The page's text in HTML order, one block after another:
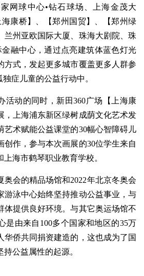
网球中心•钻石球场、上海金茂大
海康桥】、【郑州国贸】、【郑州绿
兰州亚欧国际大厦、珠海大剧院、珠
融中心，通过点亮建筑体蓝色灯光
方式，发起更多城市覆盖更多人群参
症儿童的公益行动中。
活动的同时，新田360广场【上海康
，上海浦东新区绿树成荫文化艺术发
艺术赋能公益课堂的30幅心智障碍儿
创作，参与本次画展的30位学生来自
上海市鹤琴职业教育学校。
奥会的精品场馆和2022年北京冬奥会
游泳中心始终坚持推动公益事业，与
体提供良好环境。与其它奥运场馆不
是由来自100多个国家和地区的35万
华侨共同捐资建造的，这也成为了国
公益属性的起源。